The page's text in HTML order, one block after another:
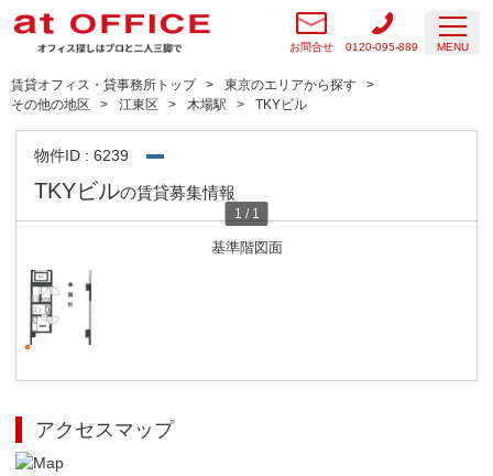
お問合せ 0120-095-889 MENU
賃貸オフィス・貸事務所トップ
東京のエリアから探す
その他の地区
江東区 木場駅 TKYビル
物件ID : 6239
TKYビルの賃貸募集情報
基準階図面
1 / 1
アクセスマップ